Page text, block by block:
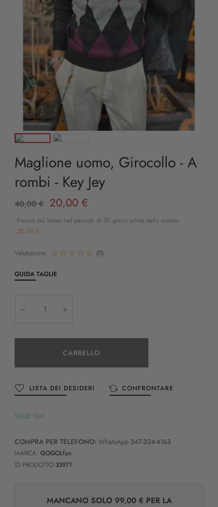
Maglione uomo, Girocollo - A
rombi - Key Jey
40,00 € 20,00 €
Prezzo più basso nel periodo di 30 giorni prima dello sconto:
20,00 €
Valutazione: (0)
GUIDA TAGLIE
CARRELLO
LISTA DEI DESIDERI CONFRONTARE
SOLD OUT
COMPRA PER TELEFONO: WhatsApp 347-324-4163
MARCA: GOGOLfun
ID PRODOTTO:33971
MANCANO SOLO 99,00 € PER LA